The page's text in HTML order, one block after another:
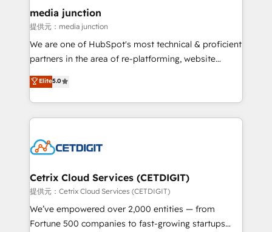
Mexico, USA, and Portugal—we've executed over a
hundred successful operations. Our approach,
rooted in RevOps principles, integrates analysis,
training, planning, and qualification. Leveraging
inbound marketing tactics, we focus on
understanding, nurturing, and converting leads.
competitive market.
media junction
提供元：media junction
We are one of HubSpot's most technical & proficient
partners in the area of re-platforming, website
design & development. We specialize in multi-hub
implementations for mid-market & enterprise
companies. We are woman-owned, powered by
coffee, and we ❤️ dogs. We produce award-winning
Impact Award 🏆2022 Technical Expertise Impact
Award 🏆2020 Elite Solutions Partner 🏆2019
Integrations HubSpot Impact Award 🏆2019
Marketing Enablement HubSpot Impact Award 🏆
2018 Website Design HubSpot Impact Award 🏆2017
Elite5.0
Cetrix Cloud Services (CETDIGIT)
提供元：Cetrix Cloud Services (CETDIGIT)
We’ve empowered over 2,000 entities — from
Fortune 500 companies to fast-growing startups